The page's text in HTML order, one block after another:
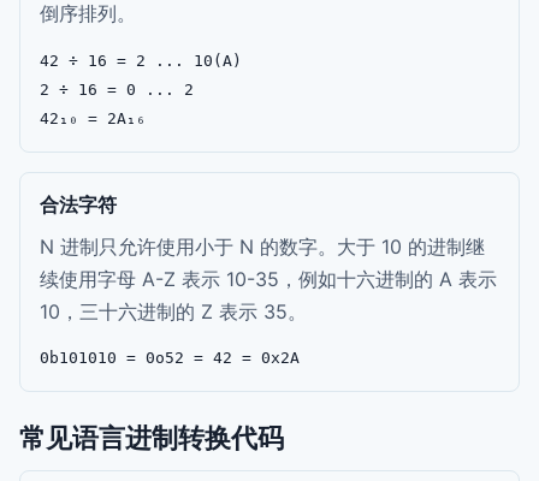
倒序排列。
42 ÷ 16 = 2 ... 10(A)
2 ÷ 16 = 0 ... 2
42₁₀ = 2A₁₆
合法字符
N 进制只允许使用小于 N 的数字。大于 10 的进制继
续使用字母 A-Z 表示 10-35，例如十六进制的 A 表示
10，三十六进制的 Z 表示 35。
0b101010 = 0o52 = 42 = 0x2A
常见语言进制转换代码